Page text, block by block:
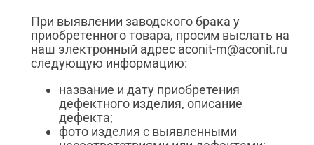
При выявлении заводского брака у
приобретенного товара, просим выслать на
наш электронный адрес aconit-m@aconit.ru
следующую информацию:
название и дату приобретения
дефектного изделия, описание
дефекта;
фото изделия с выявленными